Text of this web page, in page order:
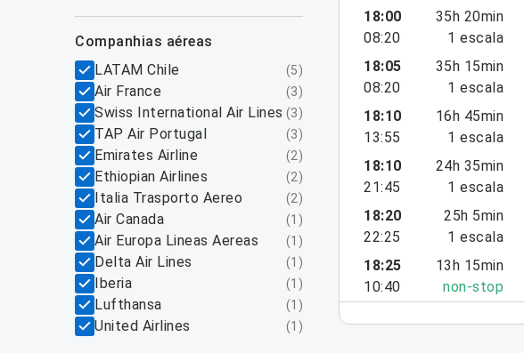
companhias aéreas
LATAM Chile
(5)
Air France (3)
Swiss International Air Lines (3)
TAP Air Portugal (3)
Emirates Airline (2)
Ethiopian Airlines (2)
Italia Trasporto Aereo (2)
Air Canada (1 )
Air Europa Lineas Aereas (1 )
Delta Air Lines (1 )
Iberia (1 )
Lufthansa (1 )
United Airlines (1 )
18:00
08:20
35h 20min
1 escala
18:05
08:20
35h 15min
1 escala
18:10
13:55
16h 45min
1 escala
18:10
21:45
24h 35min
1 escala
18:20
22:25
25h 5min
1 escala
18:25
10:40
13h 15min
non-stop